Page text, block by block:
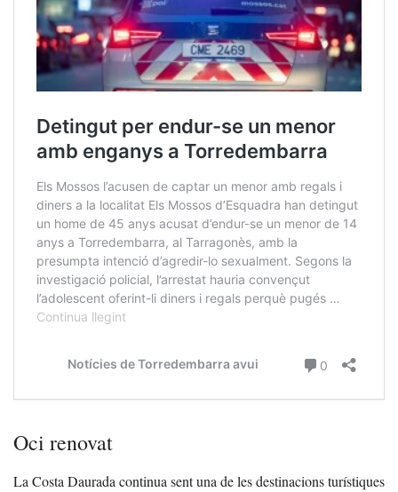
Oci renovat
La Costa Daurada continua sent una de les destinacions turístiques